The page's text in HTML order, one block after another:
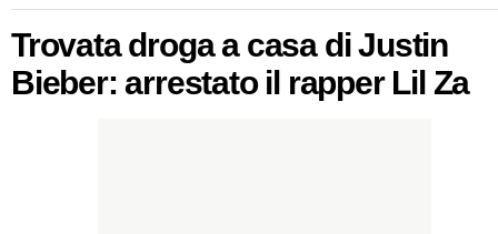
Trovata droga a casa di Justin
Bieber: arrestato il rapper Lil Za